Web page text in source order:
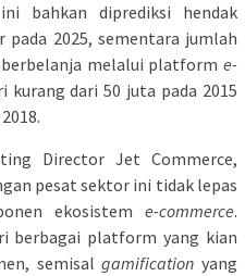
bahkan diprediksi hendak
2025, sementara jumlah
berbelanja melalui platform e-
dari 50 juta pada 2015
Director Jet Commerce,
pesat sektor ini tidak lepas
ekosistem e-commerce.
berbagai platform yang kian
semisalgamification yang